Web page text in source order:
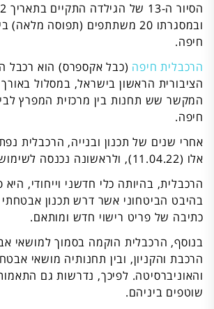
ובמסגרתו 20 משתתפים (תפוסה
חיפה.
הרכבלית חיפה (כבל אקספרס) הוא רכבל
המקשר שש תחנות בין מרכזית המפרץ
חיפה.
אחרי שנים של תכנון ובנייה, הרכבלית
אלו (11.04.22), ולראשונה נכנסה לשימוש מסחרי.
הרכבלית, בהיותה כלי חדשני וייחודי,
בהיבט הביטחוני אשר דרש תכנון
כתיבה של פריט רישוי חדש ומותאם.
בנוסף, הרכבלית הוקמה בסמוך למושאי
הרכבת והקניון, ובין תחנותיה מושאי
והאוניברסיטה. לפיכך, נדרשות גם
שוטפים ביניהם.